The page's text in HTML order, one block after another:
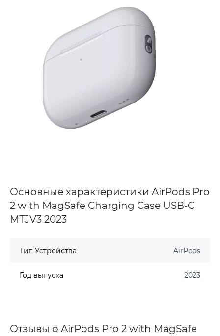
Основные характеристики AirPods Pro
2 with MagSafe Charging Case USB‑C
MTJV3 2023
Тип Устройства AirPods
Год выпуска 2023
Отзывы о AirPods Pro 2 with MagSafe